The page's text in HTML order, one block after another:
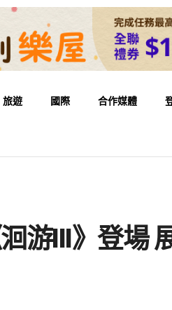
旅遊 國際 合作媒體
游III》登場